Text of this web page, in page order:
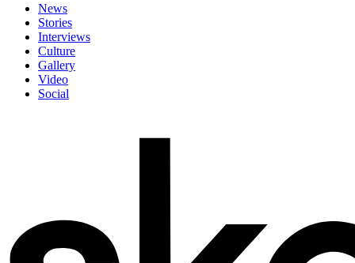
News
Stories
Interviews
Culture
Gallery
Video
Social